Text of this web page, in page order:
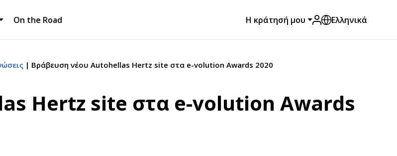
On the Road Η κράτησή μου Ελληνικά
Βράβευση νέου Autohellas Hertz site στα e-volution Awards 2020
Hertz site στα e-volution Awards